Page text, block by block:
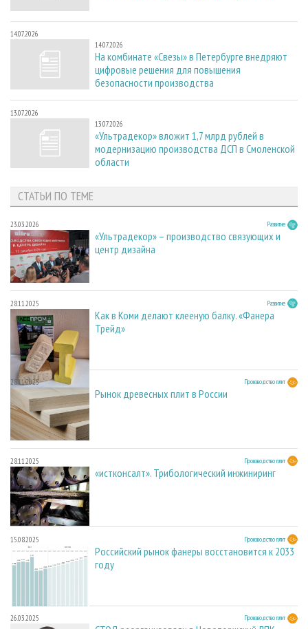
14.07.2026
14.07.2026
На комбинате «Свезы» в Петербурге внедряют
цифровые решения для повышения
безопасности производства
13.07.2026
13.07.2026
«Ультрадекор» вложит 1,7 млрд рублей в
модернизацию производства ДСП в Смоленской
области
СТАТЬИ ПО ТЕМЕ
23.03.2026 Развитие
«Ультрадекор» – производство связующих и
центр дизайна
28.11.2025 Развитие
Как в Коми делают клееную балку. «Фанера
Трейд»
28.11.2025 Производство плит
Рынок древесных плит в России
28.11.2025 Производство плит
«истконсалт». Трибологический инжиниринг
15.08.2025 Производство плит
Российский рынок фанеры восстановится к 2033
году
26.03.2025 Производство плит